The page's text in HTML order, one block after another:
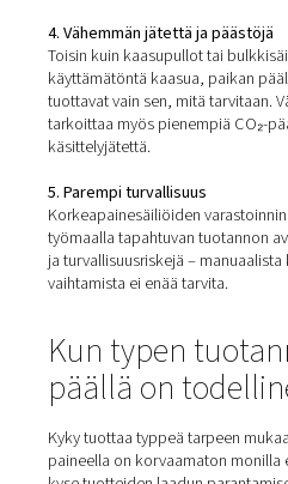
1. Pienemmät
Sano hyvästit toistuville
arvaamattomille hinnoille.
typpigeneraattorin
jolloin investointi maksaa
2. Ei sähkökatkoksia
Vältä myöhästyneiden
toimittajien
tarkoittaa, että et koskaan
3. Erittäin puhdas,
Nykyaikaiset järjestelmät
tarkan hallinnan.
herkkiin prosesseihin,